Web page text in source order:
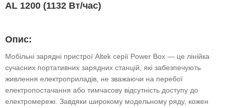
AL 1200 (1132 Вт/час)
Опис:
Мобільні зарядні пристрої Altek серії Power Box — це лінійка
сучасних портативних зарядних станцій, які забезпечують
живлення електроприладів, не зважаючи на перебої
електропостачання або тимчасову відсутність доступу до
електромережі. Завдяки широкому модельному ряду, кожен